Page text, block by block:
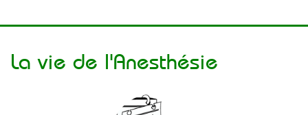
La vie de l'Anesthésie